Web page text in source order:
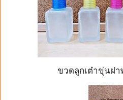
ขวดลูกเต๋าขุ่นฝา